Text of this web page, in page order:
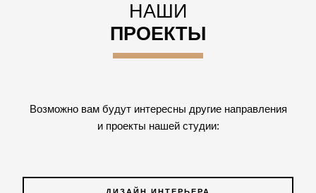
НАШИ
ПРОЕКТЫ
Возможно вам будут интересны другие направления
и проекты нашей студии: